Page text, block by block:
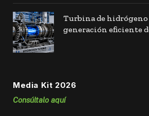
Turbina de
generación eficiente
Media Kit 2026
Consúltalo aquí